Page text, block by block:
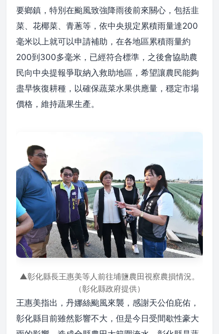
要鄉鎮，特別在颱風致強降雨後前來關心，包括韭
菜、花椰菜、青蔥等，依中央規定累積雨量達200
毫米以上就可以申請補助，在各地區累積雨量約
200到300多毫米，已經符合標準，之後會協助農
民向中央提報爭取納入救助地區，希望讓農民能夠
盡早恢復耕種，以確保蔬菜水果供應量，穩定市場
價格，維持蔬果生產。
▲彰化縣長王惠美等人前往埔鹽農田視察農損情況。
（彰化縣政府提供）
王惠美指出，丹娜絲颱風來襲，感謝天公伯庇佑，
彰化縣目前雖然影響不大，但是今日受間歇性豪大